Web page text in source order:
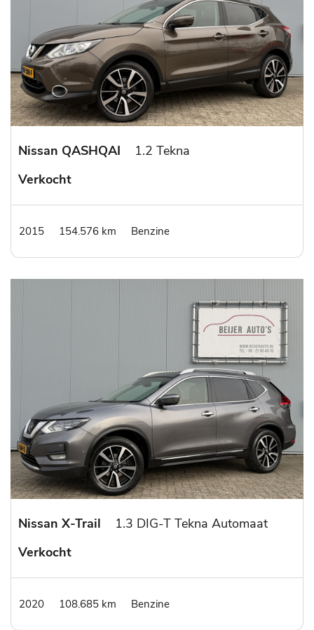
Nissan QASHQAI
1.2 Tekna
Verkocht
2015 154.576 km Benzine
Nissan X-Trail
1.3 DIG-T Tekna Automaat
Verkocht
2020 108.685 km Benzine